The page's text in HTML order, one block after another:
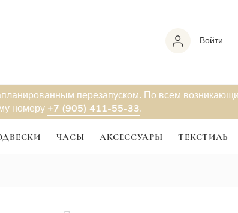
Войти
перезапуском. По всем
номеру +7 (905) 411-55-33.
ЧАСЫ АКСЕССУАРЫ ТЕКСТИЛЬ